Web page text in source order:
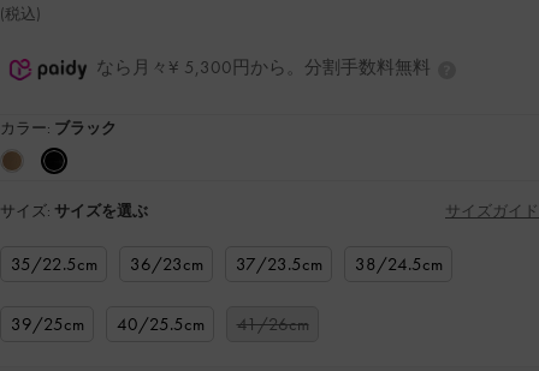
(税込)
なら月々¥ 5,300円から。分割手数料無料
カラー: ブラック
サイズ: サイズを選ぶ サイズガイド
35/22.5cm 36/23cm 37/23.5cm 38/24.5cm
39/25cm 40/25.5cm 41/26cm